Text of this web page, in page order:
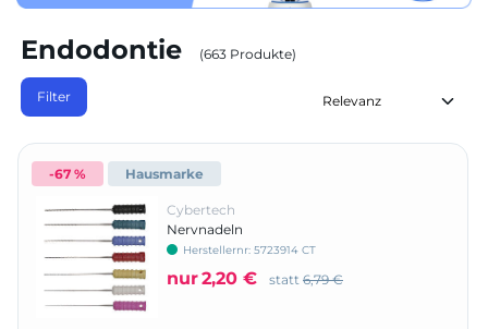
Endodontie (663 Produkte)
Filter
-67 % Hausmarke
Cybertech
Nervnadeln
Herstellernr: 5723914 CT
nur2,20 € statt 6,79 €